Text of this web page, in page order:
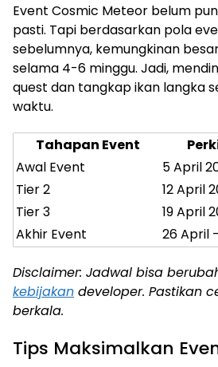
Event Cosmic Meteor belum
pasti. Tapi berdasarkan pola
sebelumnya, kemungkinan
selama 4-6 minggu. Jadi,
quest dan tangkap ikan langka
waktu.
Tahapan Event
Awal Event
5 April
Tier 2
12 April
Tier 3
19 April
Akhir Event
26 April
Disclaimer: Jadwal bisa
kebijakan developer. Pastikan
berkala.
Tips Maksimalkan